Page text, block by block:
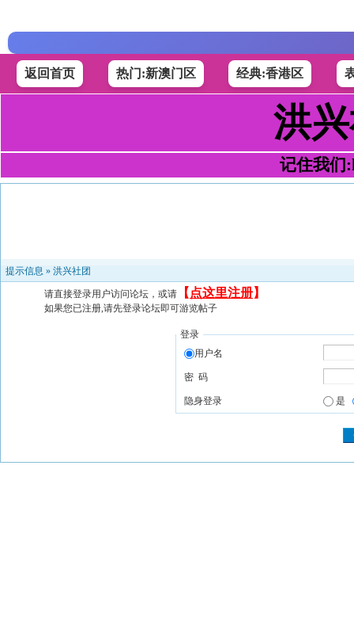
返回首页 热门:新澳门区 经典:香港区
洪
记住我们
提示信息 » 洪兴社团
请直接登录用户访问论坛，或请 【 点这里注册】
如果您已注册,请先登录论坛即可游览帖子
登录
用户名
密 码
隐身登录 是